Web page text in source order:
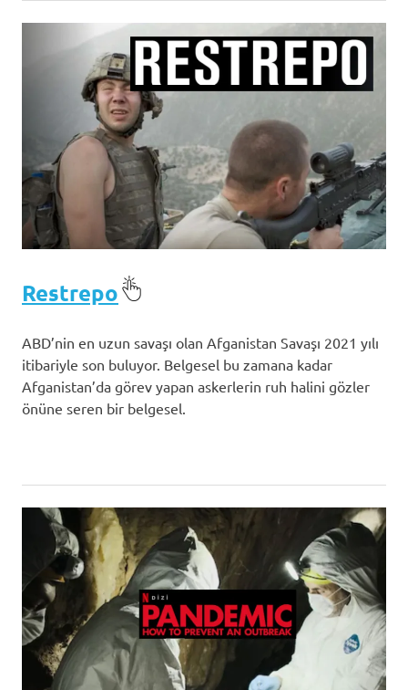
Restrepo
ABD’nin en uzun savaşı olan Afganistan Savaşı 2021 yılı
itibariyle son buluyor. Belgesel bu zamana kadar
Afganistan’da görev yapan askerlerin ruh halini gözler
önüne seren bir belgesel.